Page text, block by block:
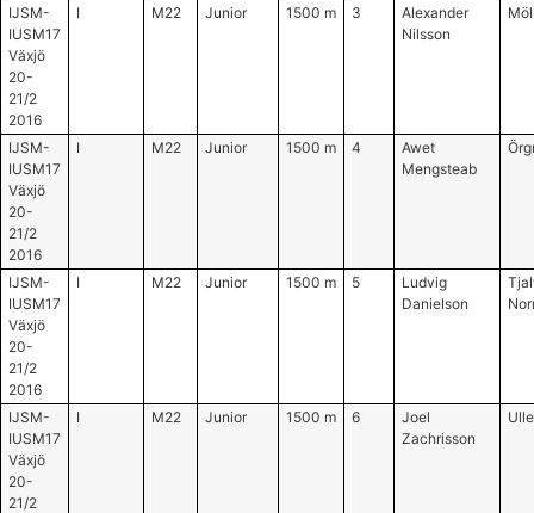
IJSM-
IUSM17
Växjö
20-
21/2
2016
I M22 Junior 1500 m 3
Alexander
Nilsson
IJSM-
IUSM17
Växjö
20-
21/2
2016
I M22 Junior 1500 m 4
Awet
Mengsteab
IJSM-
IUSM17
Växjö
20-
21/2
2016
I M22 Junior 1500 m 5
Ludvig
Danielson
IJSM-
IUSM17
Växjö
20-
21/2
I M22 Junior 1500 m 6
Joel
Zachrisson